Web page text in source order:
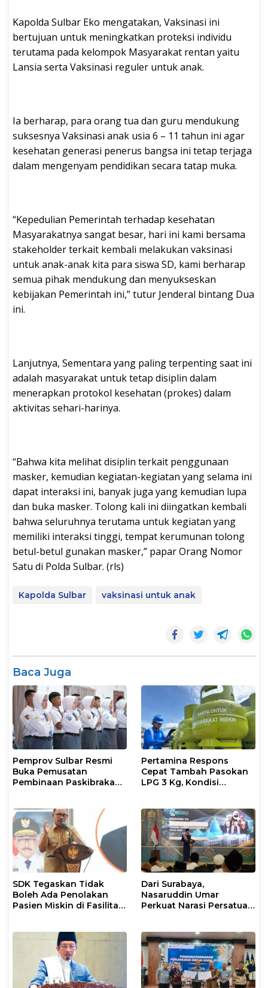
Kapolda Sulbar Eko mengatakan, Vaksinasi ini
bertujuan untuk meningkatkan proteksi individu
terutama pada kelompok Masyarakat rentan yaitu
Lansia serta Vaksinasi reguler untuk anak.
Ia berharap, para orang tua dan guru mendukung
suksesnya Vaksinasi anak usia 6 – 11 tahun ini agar
kesehatan generasi penerus bangsa ini tetap terjaga
dalam mengenyam pendidikan secara tatap muka.
“Kepedulian Pemerintah terhadap kesehatan
Masyarakatnya sangat besar, hari ini kami bersama
stakeholder terkait kembali melakukan vaksinasi
untuk anak-anak kita para siswa SD, kami berharap
semua pihak mendukung dan menyukseskan
kebijakan Pemerintah ini,” tutur Jenderal bintang Dua
ini.
Lanjutnya, Sementara yang paling terpenting saat ini
adalah masyarakat untuk tetap disiplin dalam
menerapkan protokol kesehatan (prokes) dalam
aktivitas sehari-harinya.
“Bahwa kita melihat disiplin terkait penggunaan
masker, kemudian kegiatan-kegiatan yang selama ini
dapat interaksi ini, banyak juga yang kemudian lupa
dan buka masker. Tolong kali ini diingatkan kembali
bahwa seluruhnya terutama untuk kegiatan yang
memiliki interaksi tinggi, tempat kerumunan tolong
betul-betul gunakan masker,” papar Orang Nomor
Satu di Polda Sulbar. (rls)
Kapolda Sulbar vaksinasi untuk anak
Baca Juga
Pemprov Sulbar Resmi
Buka Pemusatan
Pembinaan Paskibraka
Pertamina Respons
Cepat Tambah Pasokan
LPG 3 Kg, Kondisi
SDK Tegaskan Tidak
Boleh Ada Penolakan
Pasien Miskin di Fasilitas
Dari Surabaya,
Nasaruddin Umar
Perkuat Narasi Persatuan